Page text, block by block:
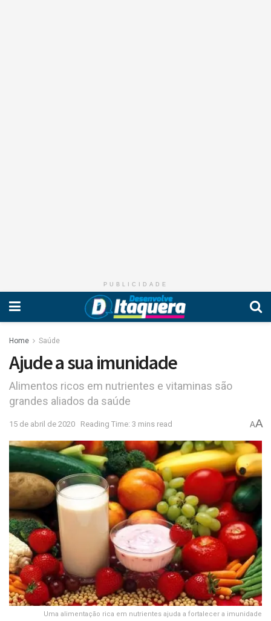
PUBLICIDADE
Home Saúde
Ajude a sua imunidade
Alimentos ricos em nutrientes e vitaminas são
grandes aliados da saúde
15 de abril de 2020 Reading Time: 3 mins read AA
Uma alimentação rica em nutrientes ajuda a fortalecer a imunidade